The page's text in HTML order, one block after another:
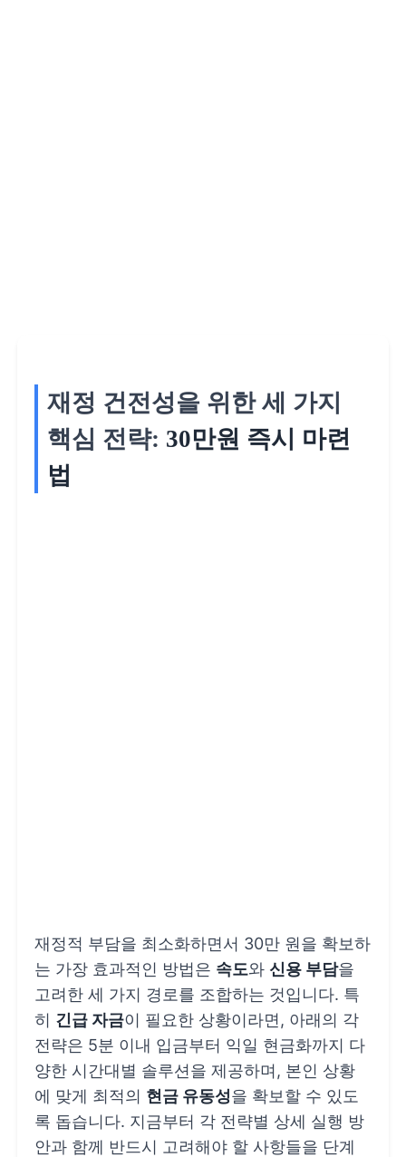
재정 건전성을 위한 세 가지
핵심 전략: 30만원 즉시 마련
법
재정적 부담을 최소화하면서 30만 원을 확보하
는 가장 효과적인 방법은 속도와 신용 부담을
고려한 세 가지 경로를 조합하는 것입니다. 특
히 긴급 자금이 필요한 상황이라면, 아래의 각
전략은 5분 이내 입금부터 익일 현금화까지 다
양한 시간대별 솔루션을 제공하며, 본인 상황
에 맞게 최적의 현금 유동성을 확보할 수 있도
록 돕습니다. 지금부터 각 전략별 상세 실행 방
안과 함께 반드시 고려해야 할 사항들을 단계